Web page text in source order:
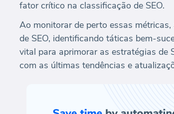
fator crítico na classificação de SEO.
Ao monitorar de perto essas
de SEO, identificando táticas bem-
vital para aprimorar as estratégias de
com as últimas tendências e